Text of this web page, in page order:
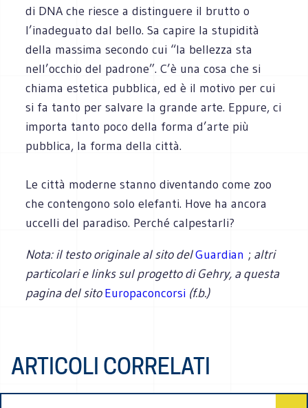
di DNA che riesce a distinguere il brutto o
l’inadeguato dal bello. Sa capire la stupidità
della massima secondo cui “la bellezza sta
nell’occhio del padrone”. C’è una cosa che si
chiama estetica pubblica, ed è il motivo per cui
si fa tanto per salvare la grande arte. Eppure, ci
importa tanto poco della forma d’arte più
pubblica, la forma della città.
Le città moderne stanno diventando come zoo
che contengono solo elefanti. Hove ha ancora
uccelli del paradiso. Perché calpestarli?
Nota: il testo originale al sito delGuardian ; altri
particolari e links sul progetto di Gehry, a questa
pagina del sitoEuropaconcorsi (f.b.)
ARTICOLI CORRELATI